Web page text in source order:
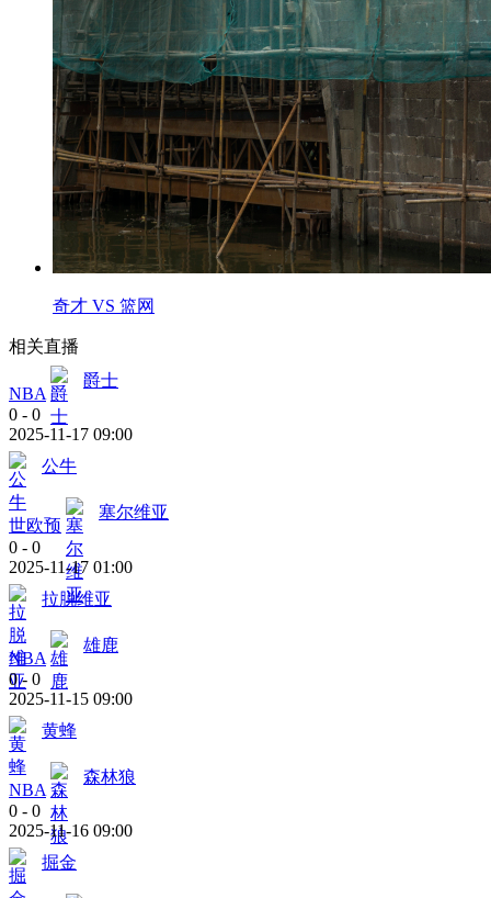
奇才 VS 篮网
相关直播
NBA
爵士
0 - 0
2025-11-17 09:00
公牛
世欧预
塞尔维亚
0 - 0
2025-11-17 01:00
拉脱维亚
NBA
雄鹿
0 - 0
2025-11-15 09:00
黄蜂
NBA
森林狼
0 - 0
2025-11-16 09:00
掘金